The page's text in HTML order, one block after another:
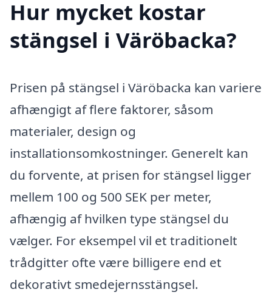
Hur mycket kostar
stängsel i Väröbacka?
Prisen på stängsel i Väröbacka kan variere
afhængigt af flere faktorer, såsom
materialer, design og
installationsomkostninger. Generelt kan
du forvente, at prisen for stängsel ligger
mellem 100 og 500 SEK per meter,
afhængig af hvilken type stängsel du
vælger. For eksempel vil et traditionelt
trådgitter ofte være billigere end et
dekorativt smedejernsstängsel.